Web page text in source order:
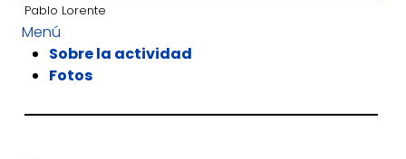
Pablo Lorente
Menú
Sobre la actividad
Fotos